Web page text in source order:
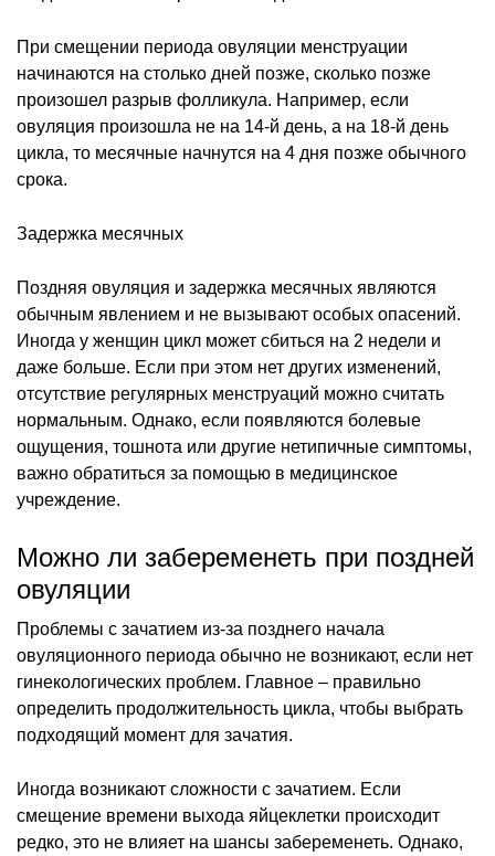
При смещении периода овуляции менструации
начинаются на столько дней позже, сколько позже
произошел разрыв фолликула. Например, если
овуляция произошла не на 14-й день, а на 18-й день
цикла, то месячные начнутся на 4 дня позже обычного
срока.
Задержка месячных
Поздняя овуляция и задержка месячных являются
обычным явлением и не вызывают особых опасений.
Иногда у женщин цикл может сбиться на 2 недели и
даже больше. Если при этом нет других изменений,
отсутствие регулярных менструаций можно считать
нормальным. Однако, если появляются болевые
ощущения, тошнота или другие нетипичные симптомы,
важно обратиться за помощью в медицинское
учреждение.
Можно ли забеременеть при поздней
овуляции
Проблемы с зачатием из-за позднего начала
овуляционного периода обычно не возникают, если нет
гинекологических проблем. Главное – правильно
определить продолжительность цикла, чтобы выбрать
подходящий момент для зачатия.
Иногда возникают сложности с зачатием. Если
смещение времени выхода яйцеклетки происходит
редко, это не влияет на шансы забеременеть. Однако,